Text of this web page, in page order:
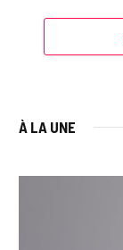
À LA UNE